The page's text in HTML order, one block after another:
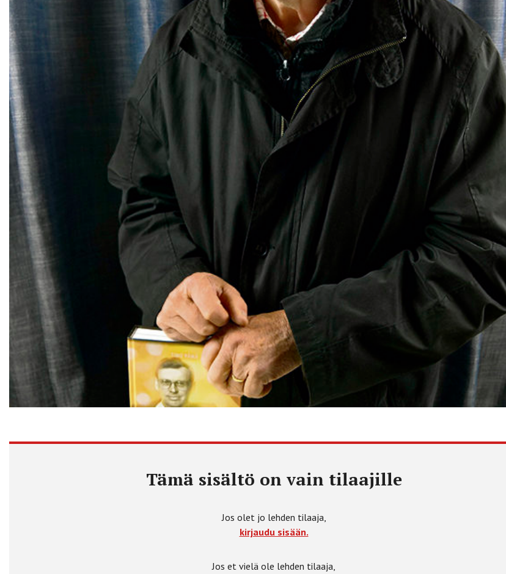
Tämä sisältö on vain tilaajille
Jos olet jo lehden tilaaja,
kirjaudu sisään.
Jos et vielä ole lehden tilaaja,